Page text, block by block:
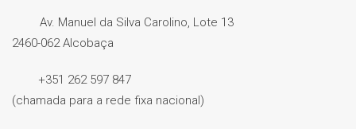
Av. Manuel da Silva Carolino, Lote 13
2460-062 Alcobaça
+351 262 597 847
(chamada para a rede fixa nacional)